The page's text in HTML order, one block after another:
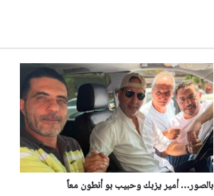
بالصور… أمير يزبك وحبيب بو أنطون معاً